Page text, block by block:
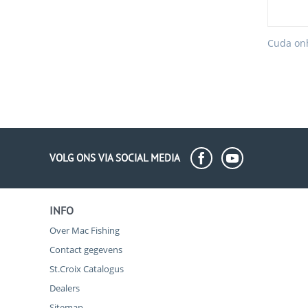
Cuda
VOLG ONS VIA SOCIAL MEDIA
INFO
Over Mac Fishing
Contact gegevens
St.Croix Catalogus
Dealers